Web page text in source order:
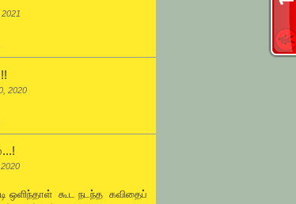
2020
ஒளிந்தாள் கூட நடந்த கவிதைப்